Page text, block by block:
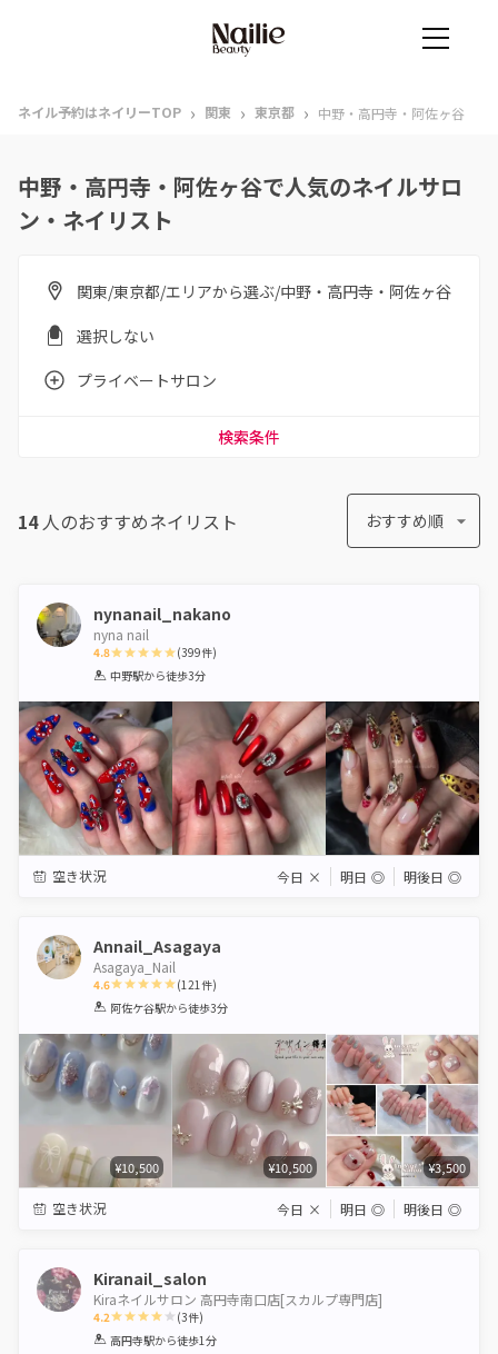
ネイル予約はネイリーTOP › 関東 › 東京都 › 中野・高円寺・阿佐ヶ谷
中野・高円寺・阿佐ヶ谷で人気のネイルサロ
ン・ネイリスト
関東/東京都/エリアから選ぶ/中野・高円寺・阿佐ヶ谷
選択しない
プライベートサロン
検索条件
14人のおすすめネイリスト おすすめ順
nynanail_nakano
nyna nail
4.8
1 2 3 4 5
(399件)
中野駅から徒歩3分
空き状況 今日 × 明日 ◎ 明後日 ◎
Annail_Asagaya
Asagaya_Nail
4.6
1 2 3 4 5
(121件)
阿佐ケ谷駅から徒歩3分
¥10,500 ¥10,500 ¥3,500
空き状況 今日 × 明日 ◎ 明後日 ◎
Kiranail_salon
Kiraネイルサロン 高円寺南口店[スカルプ専門店]
4.2
1 2 3 4 5
(3件)
高円寺駅から徒歩1分